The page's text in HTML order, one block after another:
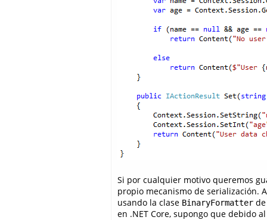
Si por cualquier motivo queremos
propio mecanismo de serialización.
usando la clase BinaryFormatter
en .NET Core, supongo que debido